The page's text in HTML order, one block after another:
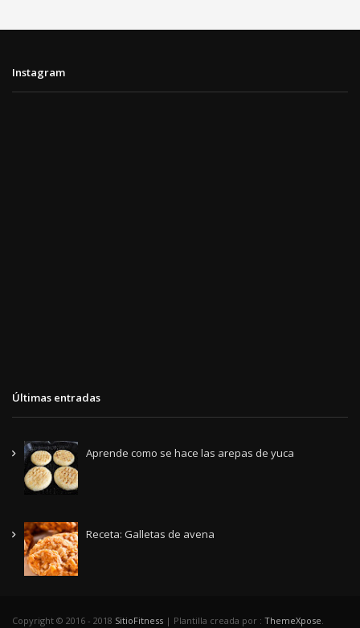
Instagram
Últimas entradas
Aprende como se hace las arepas de yuca
Receta: Galletas de avena
Copyright © 2016 - 2018 SitioFitness | Plantilla creada por : ThemeXpose.